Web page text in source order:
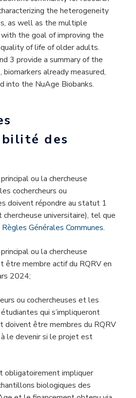
the heterogeneity
as well as the multiple
the goal of improving the
of life of older adults.
3 provide a summary of the
already measured,
into the NuAge Biobanks.
des
ou la chercheuse
cochercheurs ou
doivent répondre au statut 1
chercheuse universitaire), tel que
Règles Générales Communes.
ou la chercheuse
être membre actif du RQRV en
2024;
ou cochercheuses et les
qui s’impliqueront
doivent être membres du RQRV
à le devenir si le projet est
obligatoirement impliquer
biologiques des